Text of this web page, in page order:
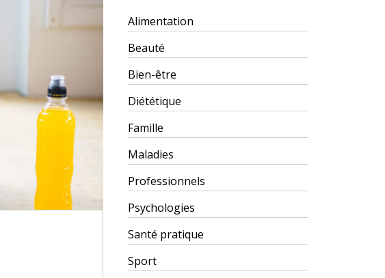
Alimentation
Beauté
Bien-être
Diététique
Famille
Maladies
Professionnels
Psychologies
Santé pratique
Sport